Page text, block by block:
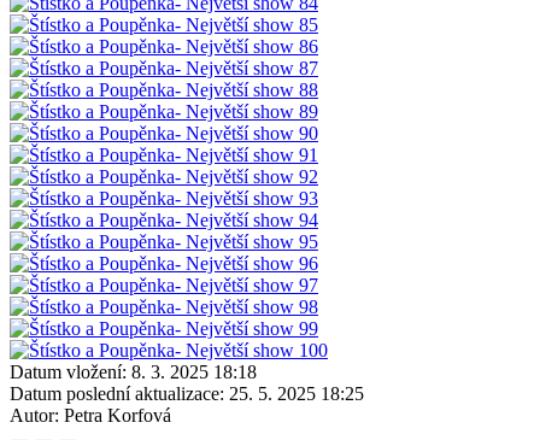
Datum vložení: 8. 3. 2025 18:18
Datum poslední aktualizace: 25. 5. 2025 18:25
Autor: Petra Korfová